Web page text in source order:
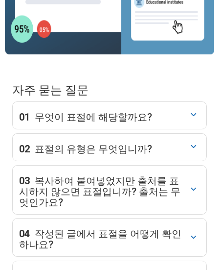
자주 묻는 질문
01 무엇이 표절에 해당할까요?
02 표절의 유형은 무엇입니까?
03 복사하여 붙여넣었지만 출처를 표
시하지 않으면 표절입니까? 출처는 무
엇인가요?
04 작성된 글에서 표절을 어떻게 확인
하나요?